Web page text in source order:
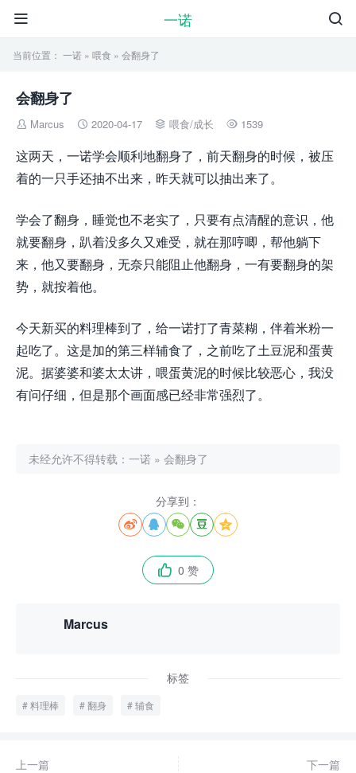
一诺 

当前位置： 一诺 » 喂食 » 会翻身了
会翻身了
 Marcus  2020-04-17  喂食/成长  1539
这两天，一诺学会顺利地翻身了，前天翻身的时候，被压
着的一只手还抽不出来，昨天就可以抽出来了。
学会了翻身，睡觉也不老实了，只要有点清醒的意识，他
就要翻身，趴着没多久又难受，就在那哼唧，帮他躺下
来，他又要翻身，无奈只能阻止他翻身，一有要翻身的架
势，就按着他。
今天新买的料理棒到了，给一诺打了青菜糊，伴着米粉一
起吃了。这是加的第三样辅食了，之前吃了土豆泥和蛋黄
泥。据婆婆和婆太太讲，喂蛋黄泥的时候比较恶心，我没
有问仔细，但是那个画面感已经非常强烈了。
未经允许不得转载： 一诺 » 会翻身了
分享到：
    
 0 赞
Marcus
标签
料理棒 翻身 辅食
上一篇
下一篇